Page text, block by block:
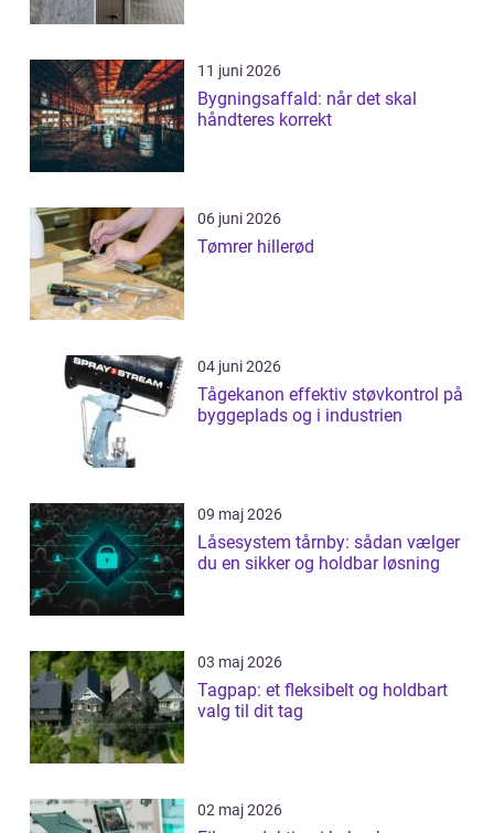
11 juni 2026
Bygningsaffald: når det skal
håndteres korrekt
06 juni 2026
Tømrer hillerød
04 juni 2026
Tågekanon effektiv støvkontrol på
byggeplads og i industrien
09 maj 2026
Låsesystem tårnby: sådan vælger
du en sikker og holdbar løsning
03 maj 2026
Tagpap: et fleksibelt og holdbart
valg til dit tag
02 maj 2026